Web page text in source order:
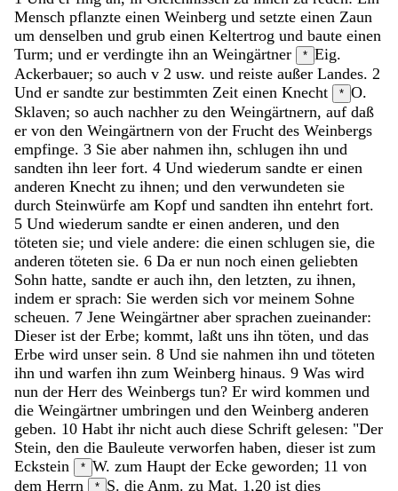
Mensch pflanzte einen Weinberg und setzte einen Zaun
um denselben und grub einen Keltertrog und baute einen
Turm; und er verdingte ihn an Weingärtner * Eig.
Ackerbauer; so auch v 2 usw. und reiste außer Landes. 2
Und er sandte zur bestimmten Zeit einen Knecht * O.
Sklaven; so auch nachher zu den Weingärtnern, auf daß
er von den Weingärtnern von der Frucht des Weinbergs
empfinge. 3 Sie aber nahmen ihn, schlugen ihn und
sandten ihn leer fort. 4 Und wiederum sandte er einen
anderen Knecht zu ihnen; und den verwundeten sie
durch Steinwürfe am Kopf und sandten ihn entehrt fort.
5 Und wiederum sandte er einen anderen, und den
töteten sie; und viele andere: die einen schlugen sie, die
anderen töteten sie. 6 Da er nun noch einen geliebten
Sohn hatte, sandte er auch ihn, den letzten, zu ihnen,
indem er sprach: Sie werden sich vor meinem Sohne
scheuen. 7 Jene Weingärtner aber sprachen zueinander:
Dieser ist der Erbe; kommt, laßt uns ihn töten, und das
Erbe wird unser sein. 8 Und sie nahmen ihn und töteten
ihn und warfen ihn zum Weinberg hinaus. 9 Was wird
nun der Herr des Weinbergs tun? Er wird kommen und
die Weingärtner umbringen und den Weinberg anderen
geben. 10 Habt ihr nicht auch diese Schrift gelesen: "Der
Stein, den die Bauleute verworfen haben, dieser ist zum
Eckstein
* W. zum Haupt der Ecke geworden; 11 von
dem Herrn * S. die Anm. zu Mat. 1,20 ist dies